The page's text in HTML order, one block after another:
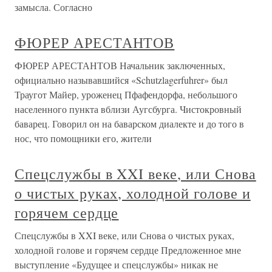
замысла. Согласно
ФЮРЕР АРЕСТАНТОВ
ФЮРЕР АРЕСТАНТОВ Начальник заключенных,
официально называвшийся «Schutzlagerfuhrer» был
Траугот Майер, уроженец Пфафендорфа, небольшого
населенного пункта вблизи Аугсбурга. Чистокровный
баварец. Говорил он на баварском диалекте и до того в
нос, что помощники его, жители
Спецслужбы в XXI веке, или Снова
о чистых руках, холодной голове и
горячем сердце
Спецслужбы в XXI веке, или Снова о чистых руках,
холодной голове и горячем сердце Предложенное мне
выступление «Будущее и спецслужбы» никак не